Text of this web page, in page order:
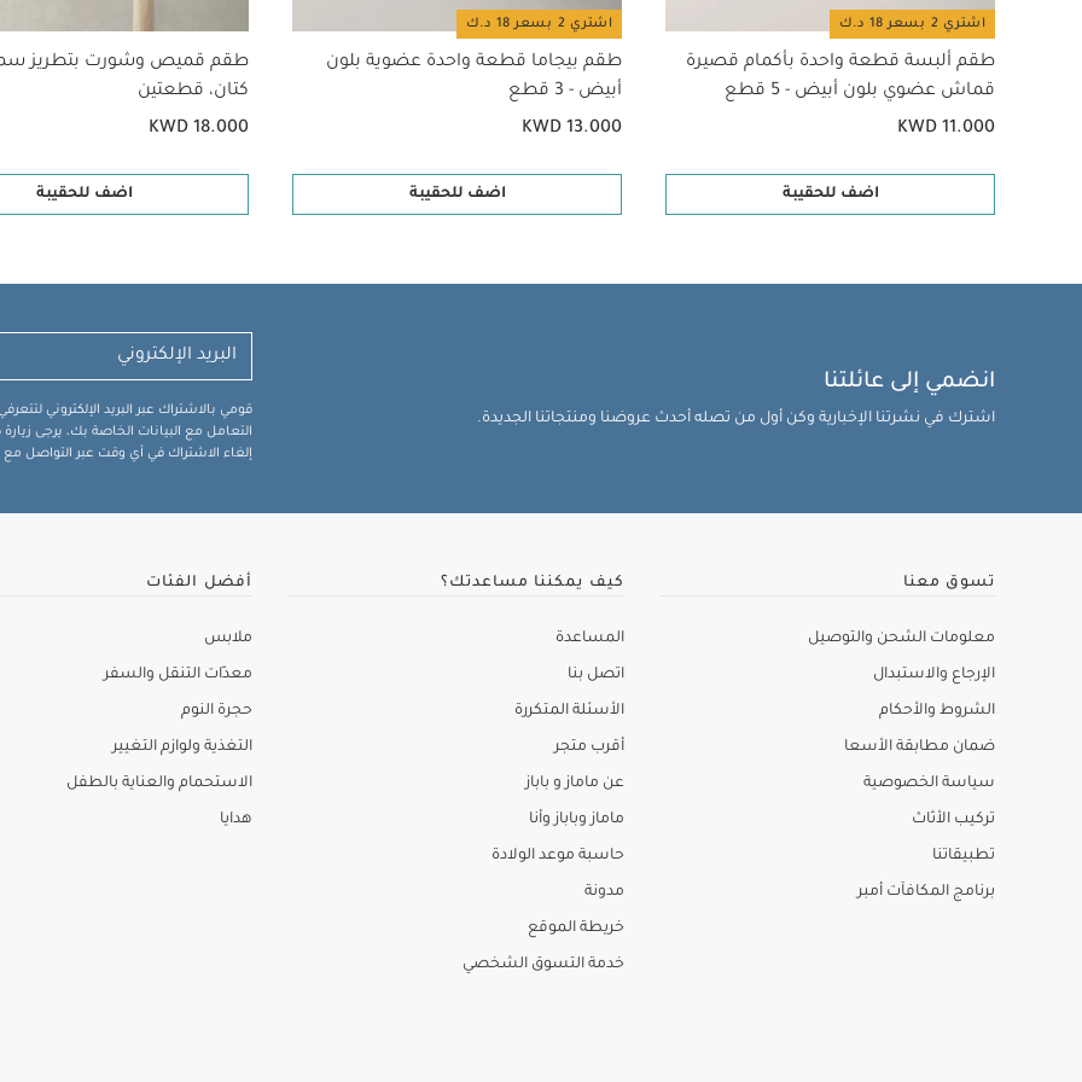
اشتري 2 بسعر 18 د.ك
طقم ألبسة قطعة واحدة بأكمام قصيرة
قماش عضوي بلون أبيض - 5 قطع
KWD 11.000
اضف للحقيبة
اشتري 2 بسعر 18 د.ك
طقم بيجاما قطعة واحدة عضوية بلون
أبيض - 3 قطع
KWD 13.000
اضف للحقيبة
طقم قميص وشورت بتطريز
كتان، قطعتين
KWD 18.000
اضف للحقيبة
انضمي إلى عائلتنا
اشترك في نشرتنا الإخبارية وكن أول من تصله أحدث عروضنا ومنتجاتنا الجديدة.
قومي بالاشتراك عبر البريد الإلكتروني
التعامل مع البيانات الخاصة بك، يرجى
إلغاء الاشتراك في أي وقت عبر التواصل مع
تسوق معنا
معلومات الشحن والتوصيل
الإرجاع والاستبدال
الشروط والأحكام
ضمان مطابقة الأسعا
سياسة الخصوصية
تركيب الأثاث
تطبيقاتنا
برنامج المكافآت أمبر
كيف يمكننا مساعدتك؟
المساعدة
اتصل بنا
الأسئلة المتكررة
أقرب متجر
عن ماماز و باباز
ماماز وباباز وأنا
حاسبة موعد الولادة
مدونة
خريطة الموقع
خدمة التسوق الشخصي
أفضل الفئات
ملابس
معدّات التنقل والسفر
حجرة النوم
التغذية ولوازم التغيير
الاستحمام والعناية بالطفل
هدايا